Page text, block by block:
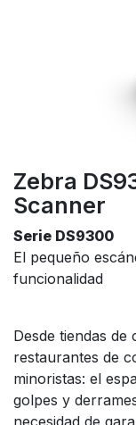
Zebra
Scanner
Serie DS9300
El pequeño
funcionalidad
Desde tiendas
restaurantes de
minoristas: el
golpes y
necesidad de